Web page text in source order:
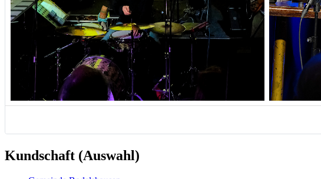
Kundschaft (Auswahl)